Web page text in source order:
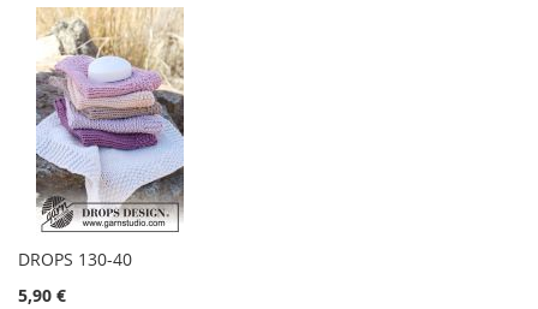
DROPS 130-40
5,90 €